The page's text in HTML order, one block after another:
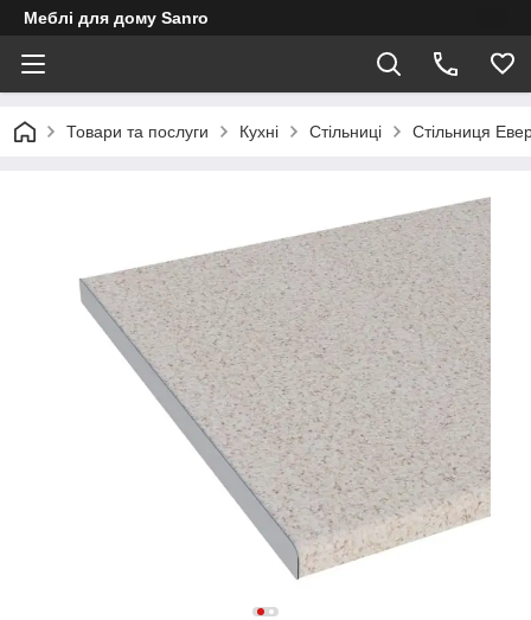
Меблі для дому Sanro
Товари та послуги Кухні Стільниці Стільниця